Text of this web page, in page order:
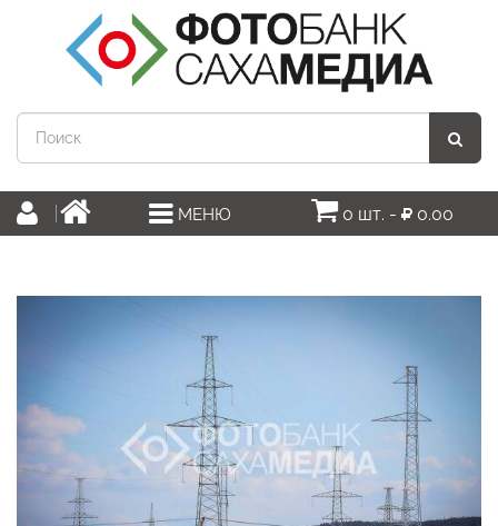
МЕНЮ 0 шт. - 0.00